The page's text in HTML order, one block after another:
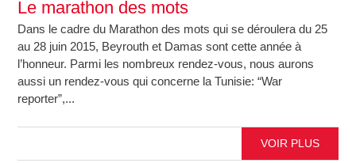
Le marathon des mots
Dans le cadre du Marathon des mots qui se déroulera du 25
au 28 juin 2015, Beyrouth et Damas sont cette année à
l’honneur. Parmi les nombreux rendez-vous, nous aurons
aussi un rendez-vous qui concerne la Tunisie: “War
reporter”,...
VOIR PLUS